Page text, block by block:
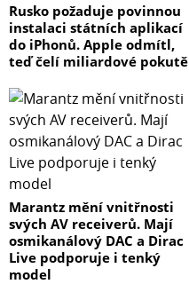
Rusko požaduje povinnou
instalaci státních aplikací
do iPhonů. Apple odmítl,
teď čelí miliardové pokutě
Marantz mění vnitřnosti
svých AV receiverů. Mají
osmikanálový DAC a Dirac
Live podporuje i tenký
model